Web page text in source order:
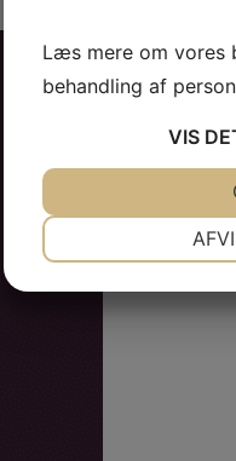
Læs mere om vores
behandling af
VIS